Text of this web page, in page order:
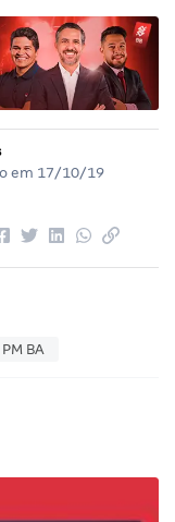
em 17/10/19
BA